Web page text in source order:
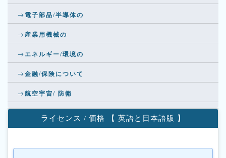
電子部品/半導体の
産業用機械の
エネルギー/環境の
金融/保険について
航空宇宙/ 防衛
ライセンス / 価格 【 英語と日本語版 】